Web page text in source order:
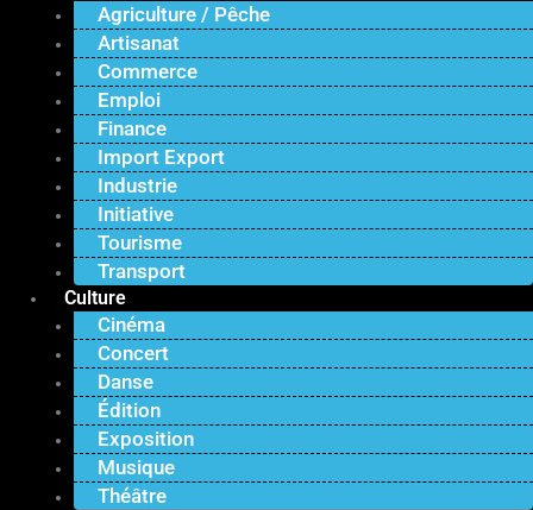
Agriculture / Pêche
Artisanat
Commerce
Emploi
Finance
Import Export
Industrie
Initiative
Tourisme
Transport
Culture
Cinéma
Concert
Danse
Édition
Exposition
Musique
Théâtre